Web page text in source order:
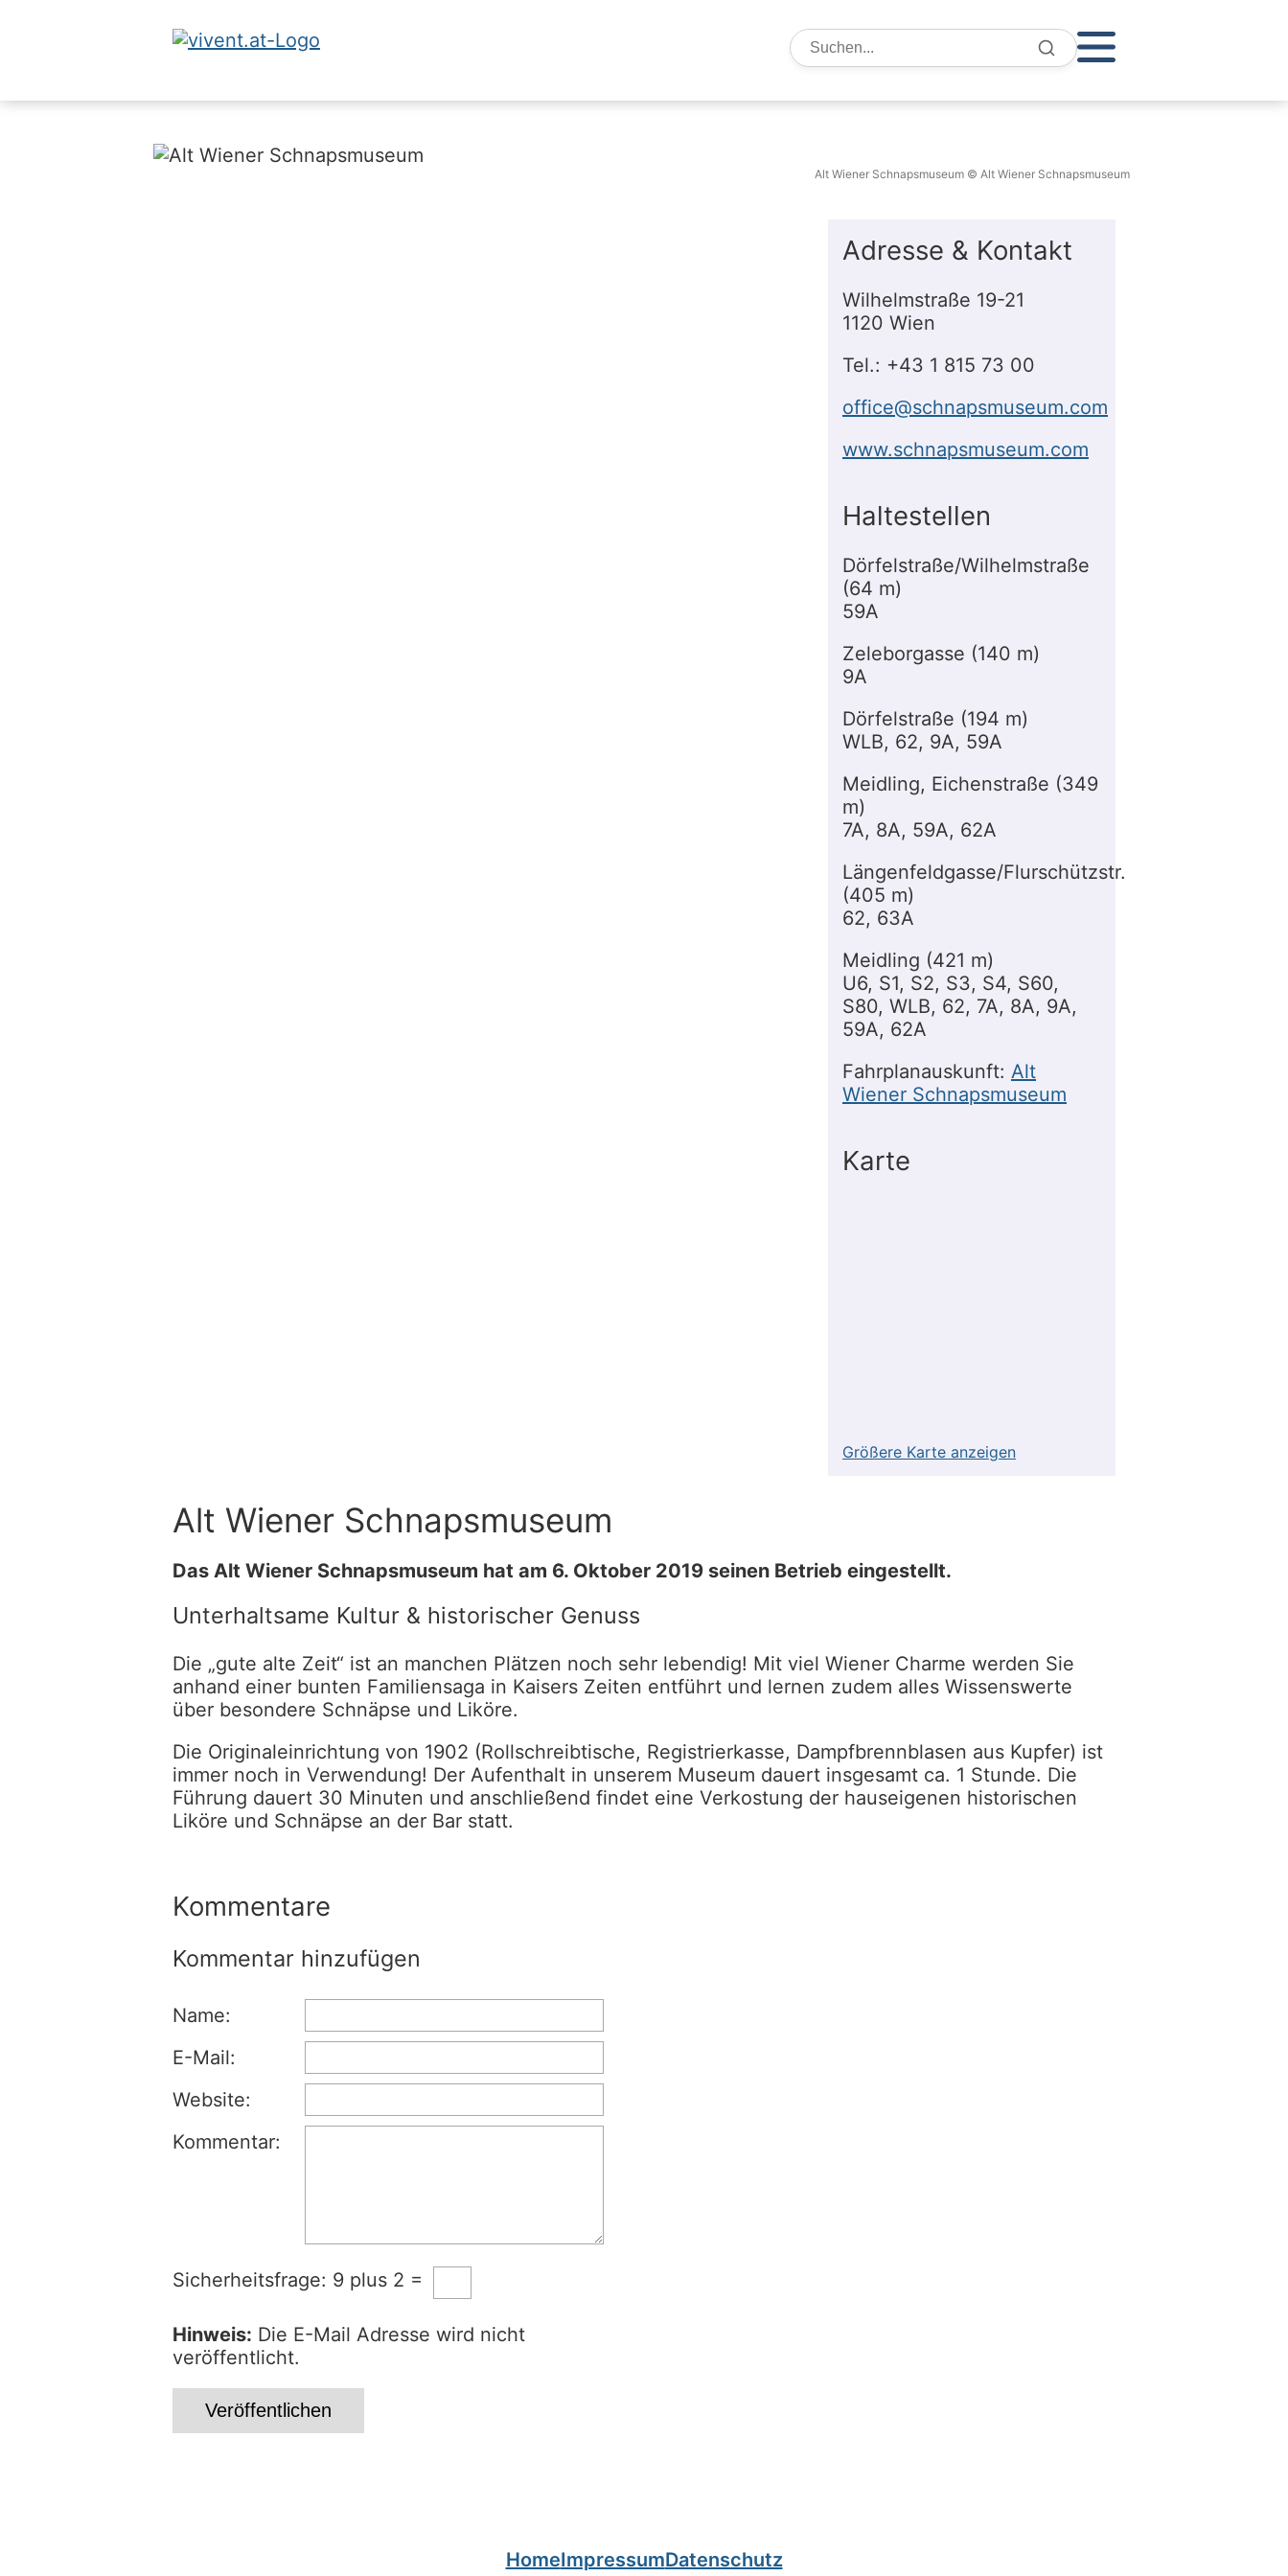
Suche
Alt Wiener Schnapsmuseum © Alt Wiener Schnapsmuseum
Alt Wiener Schnapsmuseum
Das Alt Wiener Schnapsmuseum hat am 6. Oktober 2019 seinen Betrieb eingestellt.
Unterhaltsame Kultur & historischer Genuss
Die „gute alte Zeit“ ist an manchen Plätzen noch sehr lebendig! Mit viel Wiener Charme werden Sie
anhand einer bunten Familiensaga in Kaisers Zeiten entführt und lernen zudem alles Wissenswerte
über besondere Schnäpse und Liköre.
Die Originaleinrichtung von 1902 (Rollschreibtische, Registrierkasse, Dampfbrennblasen aus Kupfer) ist
immer noch in Verwendung! Der Aufenthalt in unserem Museum dauert insgesamt ca. 1 Stunde. Die
Führung dauert 30 Minuten und anschließend findet eine Verkostung der hauseigenen historischen
Liköre und Schnäpse an der Bar statt.
Adresse & Kontakt
Wilhelmstraße 19-21
1120 Wien
Tel.: +43 1 815 73 00
office@schnapsmuseum.com
www.schnapsmuseum.com
Haltestellen
Dörfelstraße/Wilhelmstraße
(64 m)
59A
Zeleborgasse (140 m)
9A
Dörfelstraße (194 m)
WLB, 62, 9A, 59A
Meidling, Eichenstraße (349
m)
7A, 8A, 59A, 62A
Längenfeldgasse/Flurschützstr.
(405 m)
62, 63A
Meidling (421 m)
U6, S1, S2, S3, S4, S60,
S80, WLB, 62, 7A, 8A, 9A,
59A, 62A
Fahrplanauskunft: Alt
Wiener Schnapsmuseum
Karte
Größere Karte anzeigen
Kommentare
Kommentar hinzufügen
Name:
E-Mail:
Website:
Kommentar:
Sicherheitsfrage: 9 plus 2 =
Hinweis: Die E-Mail Adresse wird nicht
veröffentlicht.
HomeImpressumDatenschutz